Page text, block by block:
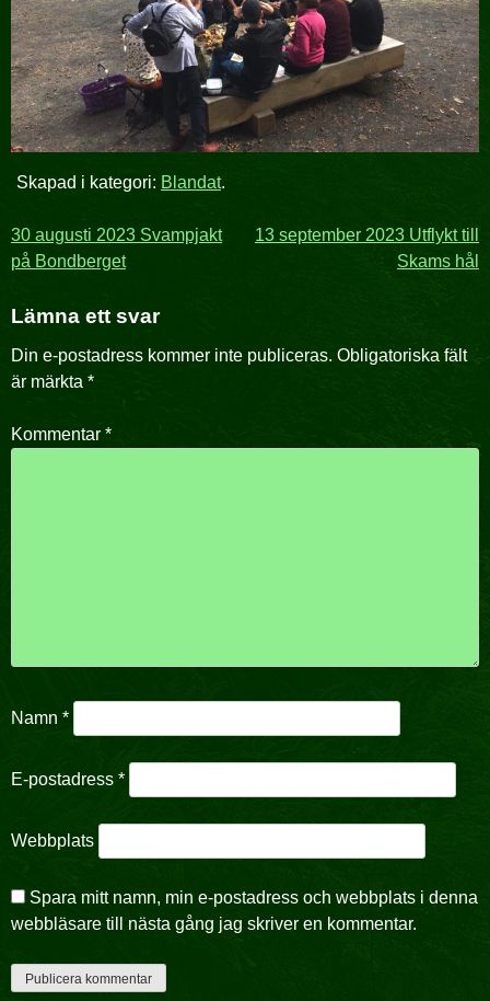
Skapad i kategori: Blandat.
Inläggsnavigering
30 augusti 2023 Svampjakt
på Bondberget
13 september 2023 Utflykt till
Skams hål
Lämna ett svar
Din e-postadress kommer inte publiceras. Obligatoriska fält
är märkta *
Kommentar *
Namn *
E-postadress *
Webbplats
Spara mitt namn, min e-postadress och webbplats i denna
webbläsare till nästa gång jag skriver en kommentar.